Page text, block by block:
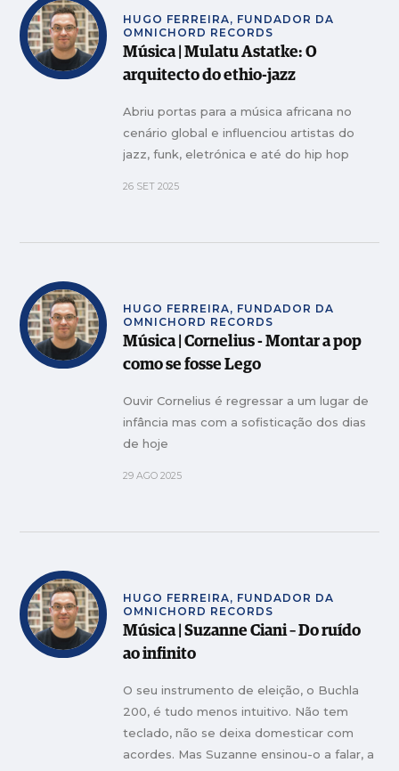
HUGO FERREIRA, FUNDADOR DA
OMNICHORD RECORDS
Música | Mulatu Astatke: O
arquitecto do ethio-jazz
Abriu portas para a música africana no
cenário global e influenciou artistas do
jazz, funk, eletrónica e até do hip hop
26 SET 2025
HUGO FERREIRA, FUNDADOR DA
OMNICHORD RECORDS
Música | Cornelius - Montar a pop
como se fosse Lego
Ouvir Cornelius é regressar a um lugar de
infância mas com a sofisticação dos dias
de hoje
29 AGO 2025
HUGO FERREIRA, FUNDADOR DA
OMNICHORD RECORDS
Música | Suzanne Ciani – Do ruído
ao infinito
O seu instrumento de eleição, o Buchla
200, é tudo menos intuitivo. Não tem
teclado, não se deixa domesticar com
acordes. Mas Suzanne ensinou-o a falar, a